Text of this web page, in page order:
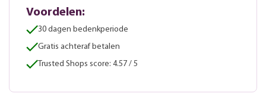
Voordelen:
30 dagen bedenkperiode
Gratis achteraf betalen
Trusted Shops score: 4.57 / 5